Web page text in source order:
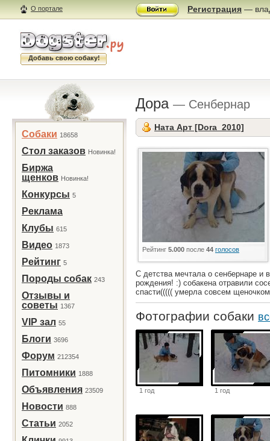
О портале Регистрация —
Добавь свою собаку!
Собаки 18658
Стол заказов Новинка!
Биржа
щенков Новинка!
Конкурсы 5
Реклама
Клубы 615
Видео 1873
Рейтинг 5
Породы собак 243
Отзывы и
советы 1367
VIP зал 55
Блоги 3696
Форум 212354
Питомники 1888
Объявления 23509
Новости 888
Статьи 2052
Дора — Сенбернар
Ната Арт [Dora_2010]
Рейтинг 5.000 после 44 голосов
С детства мечтала о сенбернаре и
рождения! :) собакена отравили
спасти((((( умерла совсем
Фотографии собаки
1 год 1 год